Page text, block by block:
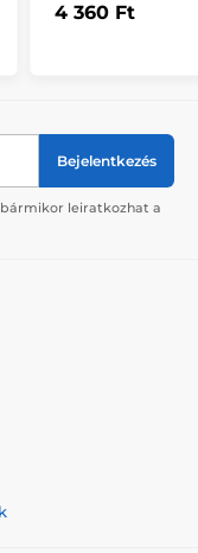
4 360 Ft
Bejelentkezés
bármikor leiratkozhat a